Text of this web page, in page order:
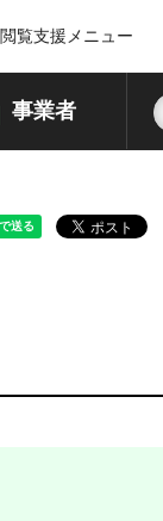
閲覧支援メニュー
事業者